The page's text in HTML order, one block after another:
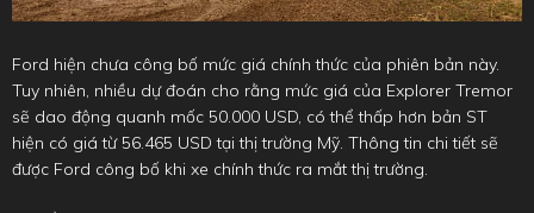
Ford hiện chưa công bố mức giá chính thức của phiên bản này.
Tuy nhiên, nhiều dự đoán cho rằng mức giá của Explorer Tremor
sẽ dao động quanh mốc 50.000 USD, có thể thấp hơn bản ST
hiện có giá từ 56.465 USD tại thị trường Mỹ. Thông tin chi tiết sẽ
được Ford công bố khi xe chính thức ra mắt thị trường.